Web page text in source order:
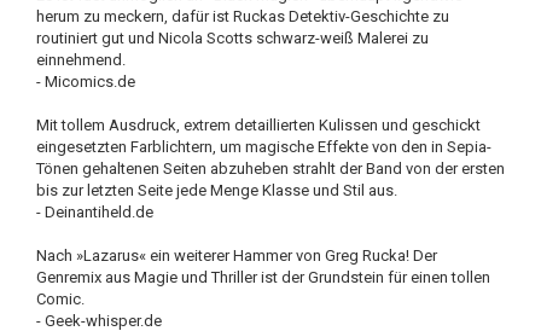
herum zu meckern, dafür ist Ruckas Detektiv-Geschichte zu
routiniert gut und Nicola Scotts schwarz-weiß Malerei zu
einnehmend.
- Micomics.de
Mit tollem Ausdruck, extrem detaillierten Kulissen und geschickt
eingesetzten Farblichtern, um magische Effekte von den in Sepia-
Tönen gehaltenen Seiten abzuheben strahlt der Band von der ersten
bis zur letzten Seite jede Menge Klasse und Stil aus.
- Deinantiheld.de
Nach »Lazarus« ein weiterer Hammer von Greg Rucka! Der
Genremix aus Magie und Thriller ist der Grundstein für einen tollen
Comic.
- Geek-whisper.de